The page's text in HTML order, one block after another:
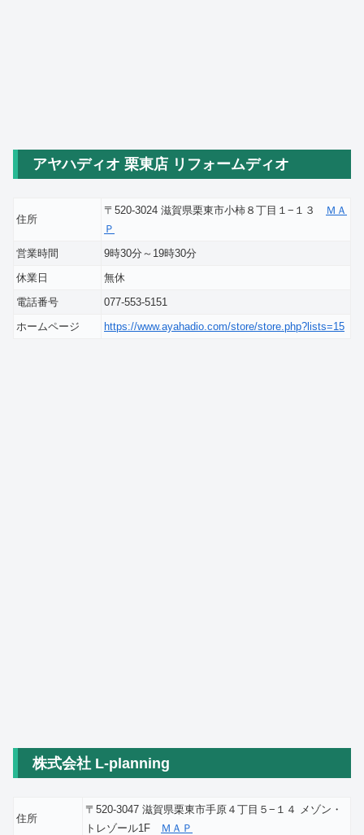
アヤハディオ 栗東店 リフォームディオ
住所
〒520-3024 滋賀県栗東市小柿８丁目１−１３
ＭＡ
Ｐ
営業時間
9時30分～19時30分
休業日
無休
電話番号
077-553-5151
ホームページ
https://www.ayahadio.com/store/store.php?lists=15
株式会社 L-planning
住所
〒520-3047 滋賀県栗東市手原４丁目５−１４ メゾン・
トレゾール1F
ＭＡＰ